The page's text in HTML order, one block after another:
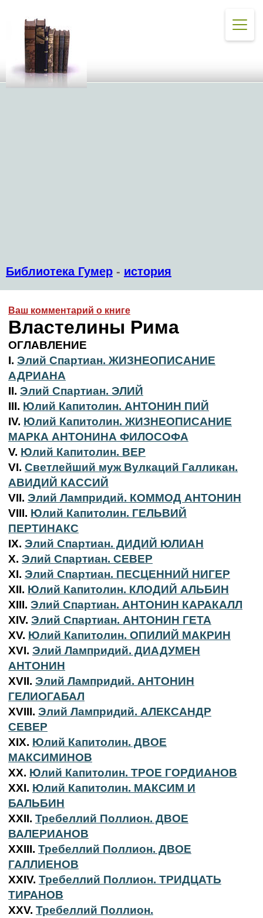
Библиотека Гумер - история
Ваш комментарий о книге
Властелины Рима
ОГЛАВЛЕНИЕ
I. Элий Спартиан. ЖИЗНЕОПИСАНИЕ
АДРИАНА
II. Элий Спартиан. ЭЛИЙ
III. Юлий Капитолин. АНТОНИН ПИЙ
IV. Юлий Капитолин. ЖИЗНЕОПИСАНИЕ
МАРКА АНТОНИНА ФИЛОСОФА
V. Юлий Капитолин. ВЕР
VI. Светлейший муж Вулкаций Галликан.
АВИДИЙ КАССИЙ
VII. Элий Лампридий. КОММОД АНТОНИН
VIII. Юлий Капитолин. ГЕЛЬВИЙ
ПЕРТИНАКС
IX. Элий Спартиан. ДИДИЙ ЮЛИАН
X. Элий Спартиан. СЕВЕР
XI. Элий Спартиан. ПЕСЦЕННИЙ НИГЕР
XII. Юлий Капитолин. КЛОДИЙ АЛЬБИН
XIII. Элий Спартиан. АНТОНИН КАРАКАЛЛ
XIV. Элий Спартиан. АНТОНИН ГЕТА
XV. Юлий Капитолин. ОПИЛИЙ МАКРИН
XVI. Элий Лампридий. ДИАДУМЕН
АНТОНИН
XVII. Элий Лампридий. АНТОНИН
ГЕЛИОГАБАЛ
XVIII. Элий Лампридий. АЛЕКСАНДР
СЕВЕР
XIX. Юлий Капитолин. ДВОЕ
МАКСИМИНОВ
XX. Юлий Капитолин. ТРОЕ ГОРДИАНОВ
XXI. Юлий Капитолин. МАКСИМ И
БАЛЬБИН
XXII. Требеллий Поллион. ДВОЕ
ВАЛЕРИАНОВ
XXIII. Требеллий Поллион. ДВОЕ
ГАЛЛИЕНОВ
XXIV. Требеллий Поллион. ТРИДЦАТЬ
ТИРАНОВ
XXV. Требеллий Поллион.